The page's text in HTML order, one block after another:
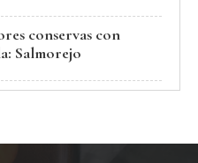
conservas con
Salmorejo